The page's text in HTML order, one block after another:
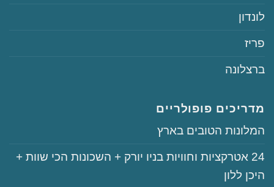
‏לונדון
‏פריז
‏ברצלונה
מדריכים פופולריים
‏המלונות הטובים בארץ
‏‏24‏ אטרקציות וחוויות בניו יורק + השכונות הכי שוות +
היכן ללון